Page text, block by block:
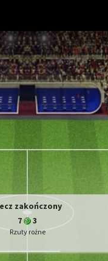
zakończony
42% 58%
posiadanie piłki